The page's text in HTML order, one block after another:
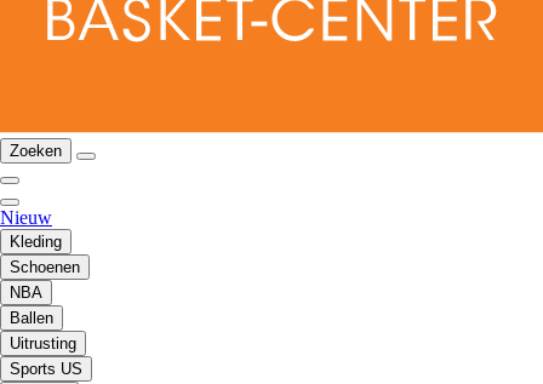
Zoeken
Nieuw
Kleding
Schoenen
NBA
Ballen
Uitrusting
Sports US